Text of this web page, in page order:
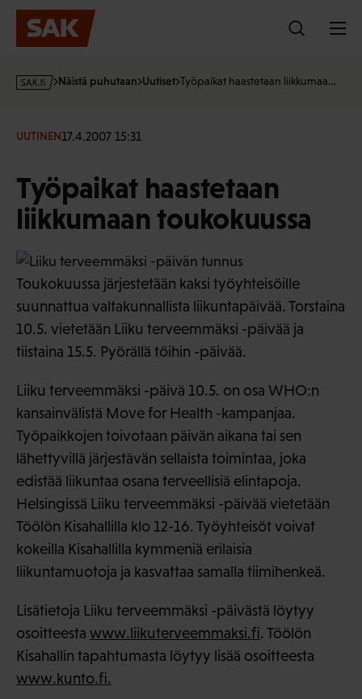
Hyppää
sisältöön
s
·
Näistä puhutaan Uutiset Työpaikat haastetaan liikkumaa…
UUTINEN17.4.2007 15:31
Työpaikat haastetaan
liikkumaan toukokuussa
Toukokuussa järjestetään kaksi työyhteisöille
suunnattua valtakunnallista liikuntapäivää. Torstaina
10.5. vietetään Liiku terveemmäksi -päivää ja
tiistaina 15.5. Pyörällä töihin -päivää.
Liiku terveemmäksi -päivä 10.5. on osa WHO:n
kansainvälistä Move for Health -kampanjaa.
Työpaikkojen toivotaan päivän aikana tai sen
lähettyvillä järjestävän sellaista toimintaa, joka
edistää liikuntaa osana terveellisiä elintapoja.
Helsingissä Liiku terveemmäksi -päivää vietetään
Töölön Kisahallilla klo 12-16. Työyhteisöt voivat
kokeilla Kisahallilla kymmeniä erilaisia
liikuntamuotoja ja kasvattaa samalla tiimihenkeä.
Lisätietoja Liiku terveemmäksi -päivästä löytyy
osoitteesta www.liikuterveemmaksi.fi. Töölön
Kisahallin tapahtumasta löytyy lisää osoitteesta
www.kunto.fi.